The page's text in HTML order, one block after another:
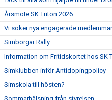
Årsmöte SK Triton 2026
Vi söker nya engagerade
Simborgar Rally
Information om Fritidskortet hos SK
Simklubben inför Antidopingpolicy
Simskola till hösten?